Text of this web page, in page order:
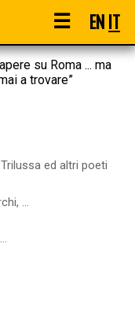
☰ ENIT
su Roma ... ma
a trovare”
ed altri poeti
...